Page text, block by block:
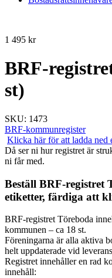
1 495 kr
BRF-
st)
SKU: 1473
BRF-kommunregister
Klicka här för att ladda ned
Då ser ni hur registret är
ni får med.
Beställ BRF-registret
etiketter, färdiga att
BRF-registret Töreboda
kommunen – ca 18 st.
Föreningarna är alla aktiva
helt uppdaterade vid
Registret innehåller en rad
innehåll: